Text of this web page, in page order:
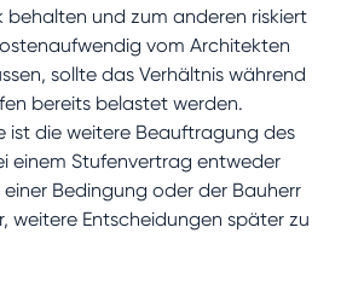
behalten und zum anderen riskiert
vom Architekten
sollte das Verhältnis während
bereits belastet werden.
ist die weitere Beauftragung des
einem Stufenvertrag entweder
Bedingung oder der Bauherr
weitere Entscheidungen später zu